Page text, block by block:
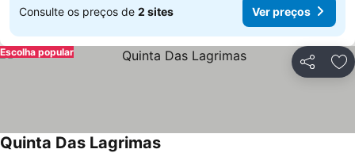
Consulte os preços de 2 sites Ver preços
Partilhar
Escolha popular
Quinta Das Lagrimas